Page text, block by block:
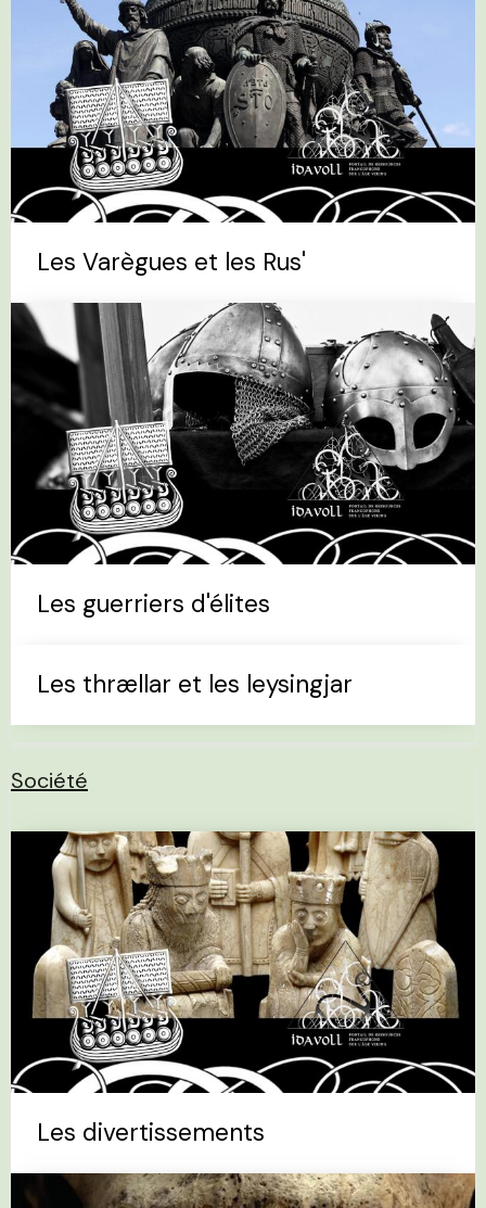
Les Varègues et les Rus'
Les guerriers d'élites
Les thrællar et les leysingjar
Société
Les divertissements